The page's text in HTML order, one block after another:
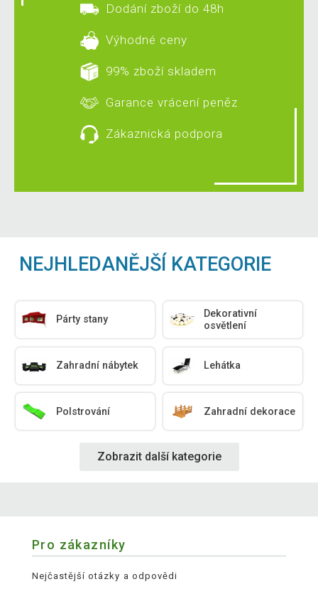
Dodání zboží do 48h
Výhodné ceny
99% zboží skladem
Garance vrácení peněz
Zákaznická podpora
NEJHLEDANĚJŠÍ KATEGORIE
Párty stany
Dekorativní
osvětlení
Zahradní nábytek Lehátka
Polstrování Zahradní dekorace
Zobrazit další kategorie
Pro zákazníky
Nejčastější otázky a odpovědi